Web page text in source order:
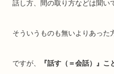
話し方、間の取り方などは聞い
そういうものも無いよりあった
ですが、 『話す（＝会話）』